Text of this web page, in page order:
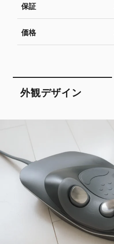
保証
価格
外観デザイン